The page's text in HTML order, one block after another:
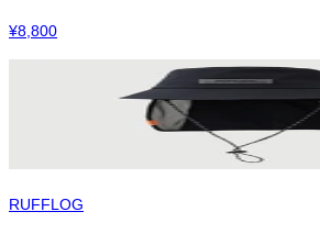
¥8,800
RUFFLOG